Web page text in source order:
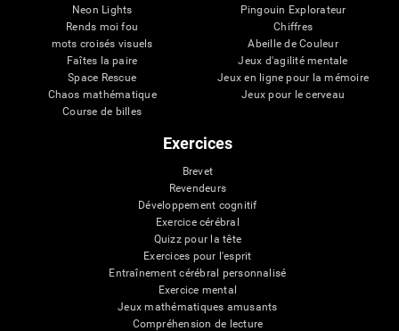
Neon Lights
Rends moi fou
mots croisés visuels
Faîtes la paire
Space Rescue
Chaos mathématique
Course de billes
Pingouin Explorateur
Chiffres
Abeille de Couleur
Jeux d'agilité mentale
Jeux en ligne pour la mémoire
Jeux pour le cerveau
Exercices
Brevet
Revendeurs
Développement cognitif
Exercice cérébral
Quizz pour la tête
Exercices pour l'esprit
Entraînement cérébral personnalisé
Exercice mental
Jeux mathématiques amusants
Compréhension de lecture